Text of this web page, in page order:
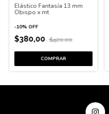
Elástico Fantasía 13 mm
Obispo x mt
-10% OFF
$380,00 $420,00